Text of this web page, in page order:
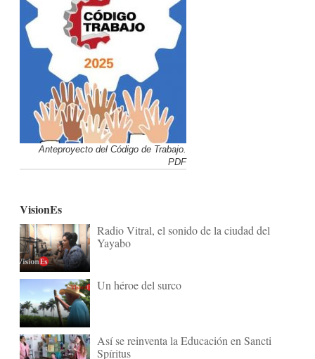
Anteproyecto del Código de Trabajo.
PDF
VisionEs
Radio Vitral, el sonido de la ciudad del
Yayabo
Un héroe del surco
Así se reinventa la Educación en Sancti
Spíritus